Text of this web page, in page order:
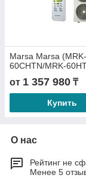
Marsa Marsa (MRK-
60CHTN/MRK-
от 1 357 980 ₸
Купить
О нас
Рейтинг не
Менее 5